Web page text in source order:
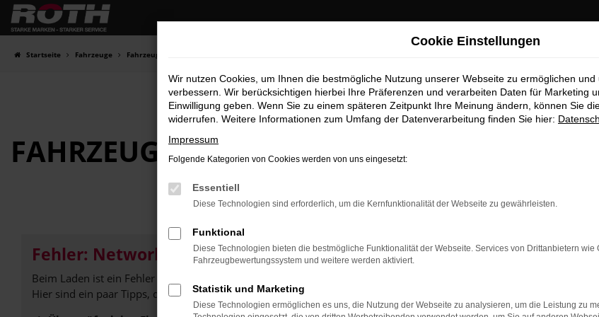
Zum
Hauptinhalt
Startseite Fahrzeuge Fahrzeugbestand
FAHRZEUG-SHOWROOM
Fehler: Network Error
Beim Laden ist ein Fehler aufgetreten.
Hier sind ein paar Tipps, die dir helfen können:
Cookie Einstellungen
Wir nutzen Cookies, um Ihnen die bestmögliche Nutzung unserer Webseite zu ermöglichen
verbessern. Wir berücksichtigen hierbei Ihre Präferenzen und verarbeiten Daten für Marketing
Einwilligung geben. Wenn Sie zu einem späteren Zeitpunkt Ihre Meinung ändern, können Sie
widerrufen. Weitere Informationen zum Umfang der Datenverarbeitung finden Sie hier:
Impressum
Folgende Kategorien von Cookies werden von uns eingesetzt:
Essentiell
Diese Technologien sind erforderlich, um die Kernfunktionalität der Webseite zu gewährleisten.
Funktional
Diese Technologien bieten die bestmögliche Funktionalität der Webseite. Services von Drittanbietern wie
Fahrzeugbewertungssystem und weitere werden aktiviert.
Statistik und Marketing
Diese Technologien ermöglichen es uns, die Nutzung der Webseite zu analysieren, um die Leistung zu